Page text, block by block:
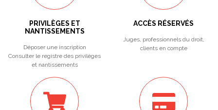
PRIVILÈGES ET
NANTISSEMENTS
Déposer une inscription
Consulter le registre des privilèges
et nantissements
ACCÈS RÉSERVÉS
Juges, professionnels du droit,
clients en compte